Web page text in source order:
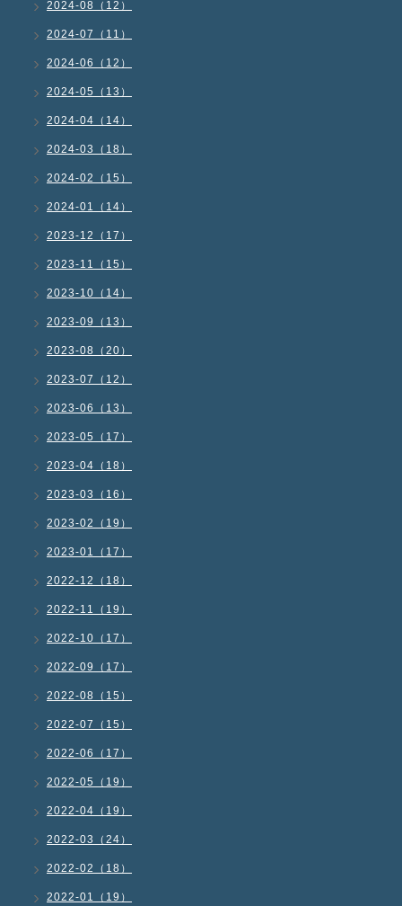
2024-08（12）
2024-07（11）
2024-06（12）
2024-05（13）
2024-04（14）
2024-03（18）
2024-02（15）
2024-01（14）
2023-12（17）
2023-11（15）
2023-10（14）
2023-09（13）
2023-08（20）
2023-07（12）
2023-06（13）
2023-05（17）
2023-04（18）
2023-03（16）
2023-02（19）
2023-01（17）
2022-12（18）
2022-11（19）
2022-10（17）
2022-09（17）
2022-08（15）
2022-07（15）
2022-06（17）
2022-05（19）
2022-04（19）
2022-03（24）
2022-02（18）
2022-01（19）